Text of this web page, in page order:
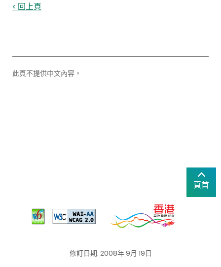
< 回上頁
此頁不提供中文內容。
頁首
修訂日期: 2008年 9月 19日